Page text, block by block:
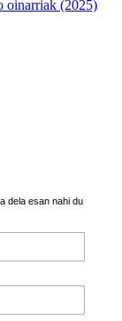
oinarriak (2025)
dela esan nahi du